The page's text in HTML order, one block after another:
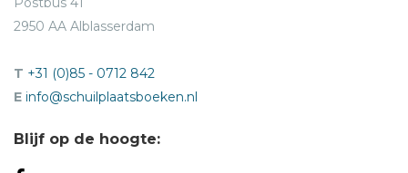
2950 AA Alblasserdam
T +31 (0)85 - 0712 842
E info@schuilplaatsboeken.nl
Blijf op de hoogte: